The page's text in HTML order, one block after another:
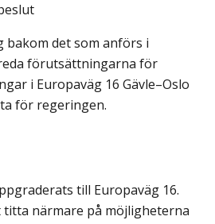
bakom det som anförs i
förutsättningarna för
i Europaväg 16 Gävle–Oslo
för regeringen.
till Europaväg 16.
närmare på möjligheterna